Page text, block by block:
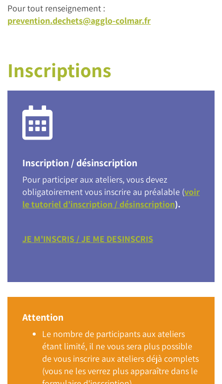
Pour tout renseignement :
prevention.dechets@agglo-colmar.fr
Inscriptions
Inscription / désinscription
Pour participer aux ateliers, vous devez
obligatoirement vous inscrire au préalable (voir
le tutoriel d’inscription / désinscription).
JE M'INSCRIS / JE ME DESINSCRIS
Attention
Le nombre de participants aux ateliers
étant limité, il ne vous sera plus possible
de vous inscrire aux ateliers déjà complets
(vous ne les verrez plus apparaître dans le